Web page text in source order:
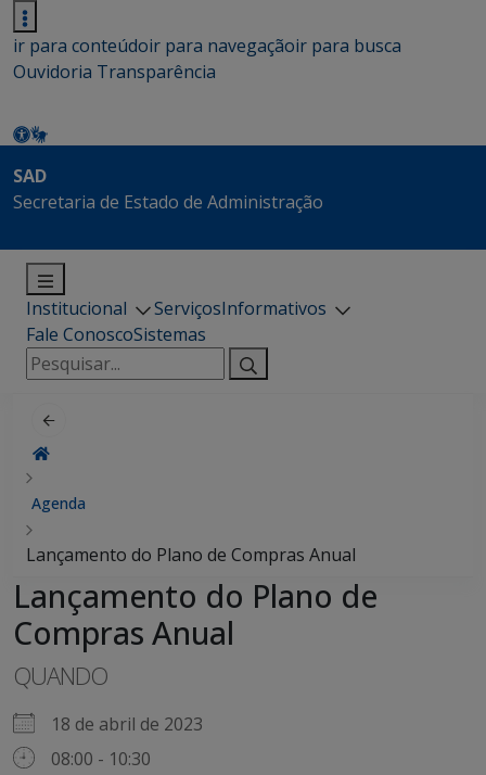
ir para conteúdoir para navegaçãoir para busca
Ouvidoria Transparência
SAD
Secretaria de Estado de Administração
Institucional ServiçosInformativos
Fale ConoscoSistemas
Pesquisar
por:
Agenda
Lançamento do Plano de Compras Anual
Lançamento do Plano de
Compras Anual
QUANDO
18 de abril de 2023
08:00 - 10:30